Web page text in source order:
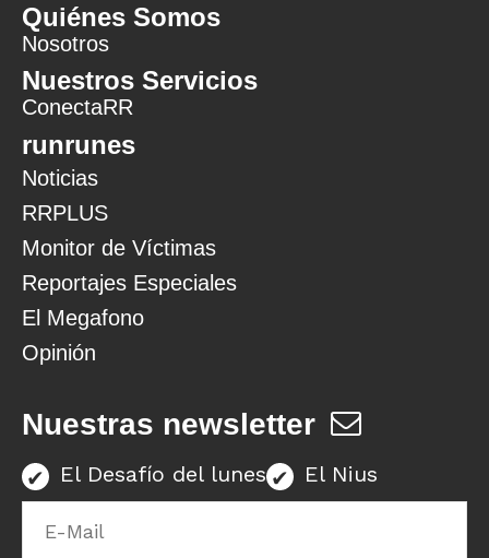
Quiénes Somos
Nosotros
Nuestros Servicios
ConectaRR
runrunes
Noticias
RRPLUS
Monitor de Víctimas
Reportajes Especiales
El Megafono
Opinión
Nuestras newsletter
El Desafío del lunes El Nius